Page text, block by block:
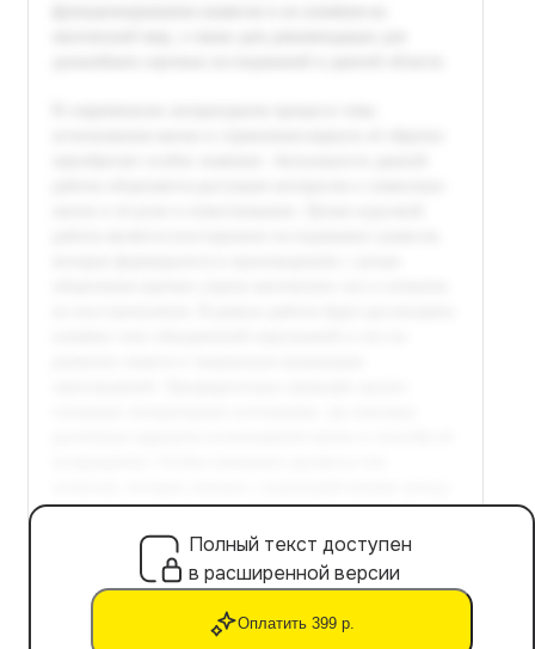
Полный текст доступен
в расширенной версии
Оплатить 399 р.